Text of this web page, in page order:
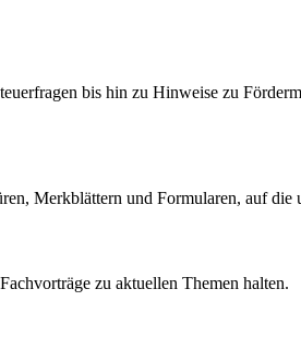
bis hin zu Hinweise zu
Merkblättern und Formularen, auf
zu aktuellen Themen halten.